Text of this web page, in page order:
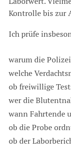
Kontrolle bis zur
Ich prüfe
warum die
welche
ob freiwillige
wer die
wann Fahrtende
ob die Probe
ob der